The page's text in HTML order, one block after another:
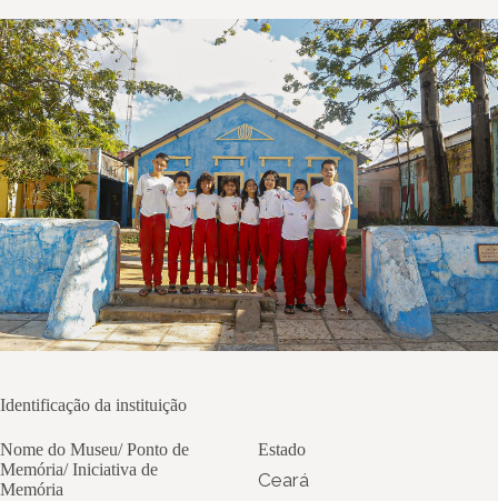
Identificação da instituição
Nome do Museu/ Ponto de
Memória/ Iniciativa de
Memória
Estado
Ceará